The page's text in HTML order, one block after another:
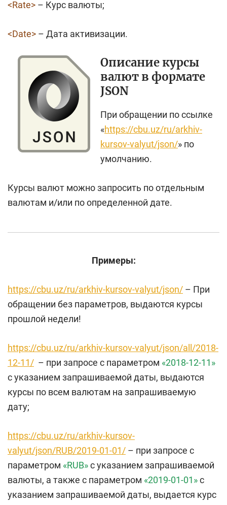
<Rate> – Курс валюты;
<Date> – Дата активизации.
Описание курсы
валют в формате
JSON
При обращении по ссылке
«https://cbu.uz/ru/arkhiv-
kursov-valyut/json/» по
умолчанию.
Курсы валют можно запросить по отдельным
валютам и/или по определенной дате.
Примеры:
https://cbu.uz/ru/arkhiv-kursov-valyut/json/ – При
обращении без параметров, выдаются курсы
прошлой недели!
https://cbu.uz/ru/arkhiv-kursov-valyut/json/all/2018-
12-11/ – при запросе с параметром «2018-12-11»
с указанием запрашиваемой даты, выдаются
курсы по всем валютам на запрашиваемую
дату;
https://cbu.uz/ru/arkhiv-kursov-
valyut/json/RUB/2019-01-01/ – при запросе с
параметром «RUB»с указанием запрашиваемой
валюты, а также с параметром «2019-01-01»с
указанием запрашиваемой даты, выдается курс